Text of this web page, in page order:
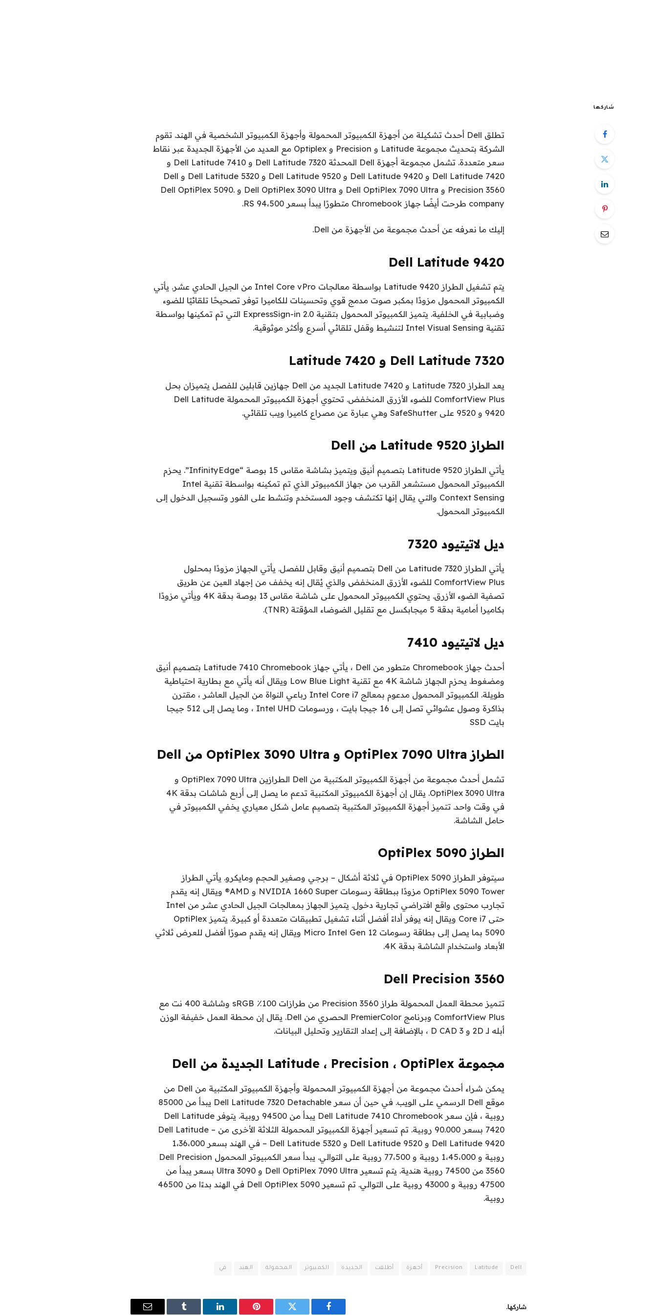
شاركها
تطلق Dell أحدث تشكيلة من أجهزة الكمبيوتر المحمولة وأجهزة الكمبيوتر الشخصية في الهند. تقوم
الشركة بتحديث مجموعة Latitude و Precision و Optiplex مع العديد من الأجهزة الجديدة عبر نقاط
سعر متعددة. تشمل مجموعة أجهزة Dell المحدثة Dell Latitude 7320 و Dell Latitude 7410 و
Dell Latitude 7420 و Dell Latitude 9420 و Dell Latitude 9520 و Dell Latitude 5320 و Dell
Precision 3560 و Dell OptiPlex 7090 Ultra و Dell OptiPlex 3090 Ultra و Dell OptiPlex 5090.
company طرحت أيضًا جهاز Chromebook متطورًا يبدأ بسعر RS 94،500.
إليك ما نعرفه عن أحدث مجموعة من الأجهزة من Dell.
Dell Latitude 9420
يتم تشغيل الطراز Latitude 9420 بواسطة معالجات Intel Core vPro من الجيل الحادي عشر. يأتي
الكمبيوتر المحمول مزودًا بمكبر صوت مدمج قوي وتحسينات للكاميرا توفر تصحيحًا تلقائيًا للضوء
وضبابية في الخلفية. يتميز الكمبيوتر المحمول بتقنية ExpressSign-in 2.0 التي تم تمكينها بواسطة
تقنية Intel Visual Sensing لتنشيط وقفل تلقائي أسرع وأكثر موثوقية.
Dell Latitude 7320 و Latitude 7420
يعد الطراز Latitude 7320 و Latitude 7420 الجديد من Dell جهازين قابلين للفصل يتميزان بحل
ComfortView Plus للضوء الأزرق المنخفض. تحتوي أجهزة الكمبيوتر المحمولة Dell Latitude
9420 و 9520 على SafeShutter وهي عبارة عن مصراع كاميرا ويب تلقائي.
الطراز Latitude 9520 من Dell
يأتي الطراز Latitude 9520 بتصميم أنيق ويتميز بشاشة مقاس 15 بوصة “InfinityEdge”. يحزم
الكمبيوتر المحمول مستشعر القرب من جهاز الكمبيوتر الذي تم تمكينه بواسطة تقنية Intel
Context Sensing والتي يقال إنها تكتشف وجود المستخدم وتنشط على الفور وتسجيل الدخول إلى
الكمبيوتر المحمول.
ديل لاتيتيود 7320
يأتي الطراز Latitude 7320 من Dell بتصميم أنيق وقابل للفصل. يأتي الجهاز مزودًا بمحلول
ComfortView Plus للضوء الأزرق المنخفض والذي يُقال إنه يخفف من إجهاد العين عن طريق
تصفية الضوء الأزرق. يحتوي الكمبيوتر المحمول على شاشة مقاس 13 بوصة بدقة 4K ويأتي مزودًا
بكاميرا أمامية بدقة 5 ميجابكسل مع تقليل الضوضاء المؤقتة (TNR).
ديل لاتيتيود 7410
أحدث جهاز Chromebook متطور من Dell ، يأتي جهاز Latitude 7410 Chromebook بتصميم أنيق
ومضغوط. يحزم الجهاز شاشة 4K مع تقنية Low Blue Light ويقال أنه يأتي مع بطارية احتياطية
طويلة. الكمبيوتر المحمول مدعوم بمعالج Intel Core i7 رباعي النواة من الجيل العاشر ، مقترن
بذاكرة وصول عشوائي تصل إلى 16 جيجا بايت ، ورسومات Intel UHD ، وما يصل إلى 512 جيجا
بايت SSD
الطراز OptiPlex 7090 Ultra و OptiPlex 3090 Ultra من Dell
تشمل أحدث مجموعة من أجهزة الكمبيوتر المكتبية من Dell الطرازين OptiPlex 7090 Ultra و
OptiPlex 3090 Ultra. يقال إن أجهزة الكمبيوتر المكتبية تدعم ما يصل إلى أربع شاشات بدقة 4K
في وقت واحد. تتميز أجهزة الكمبيوتر المكتبية بتصميم عامل شكل معياري يخفي الكمبيوتر في
حامل الشاشة.
الطراز OptiPlex 5090
سيتوفر الطراز OptiPlex 5090 في ثلاثة أشكال – برجي وصغير الحجم ومايكرو. يأتي الطراز
OptiPlex 5090 Tower مزودًا ببطاقة رسومات NVIDIA 1660 Super و AMD® ويقال إنه يقدم
تجارب محتوى واقع افتراضي تجارية دخول. يتميز الجهاز بمعالجات الجيل الحادي عشر من Intel
حتى Core i7 ويقال إنه يوفر أداءً أفضل أثناء تشغيل تطبيقات متعددة أو كبيرة. يتميز OptiPlex
5090 بما يصل إلى بطاقة رسومات Micro Intel Gen 12 ويقال إنه يقدم صورًا أفضل للعرض ثلاثي
الأبعاد واستخدام الشاشة بدقة 4K.
Dell Precision 3560
تتميز محطة العمل المحمولة طراز Precision 3560 من طرازات 100٪ sRGB وشاشة 400 نت مع
ComfortView Plus وبرنامج PremierColor الحصري من Dell. يقال إن محطة العمل خفيفة الوزن
أبله لـ 2D و 3 D CAD ، بالإضافة إلى إعداد التقارير وتحليل البيانات.
مجموعة Latitude ، Precision ، OptiPlex الجديدة من Dell
يمكن شراء أحدث مجموعة من أجهزة الكمبيوتر المحمولة وأجهزة الكمبيوتر المكتبية من Dell من
موقع Dell الرسمي على الويب. في حين أن سعر Dell Latitude 7320 Detachable يبدأ من 85000
روبية ، فإن سعر Dell Latitude 7410 Chromebook يبدأ من 94500 روبية. يتوفر Dell Latitude
7420 بسعر 90.000 روبية. تم تسعير أجهزة الكمبيوتر المحمولة الثلاثة الأخرى من Dell Latitude –
Dell Latitude 9420 و Dell Latitude 9520 و Dell Latitude 5320 – في الهند بسعر 1،36،000
روبية و 1،45،000 روبية و 77،500 روبية على التوالي. يبدأ سعر الكمبيوتر المحمول Dell Precision
3560 من 74500 روبية هندية. يتم تسعير Dell OptiPlex 7090 Ultra و 3090 Ultra بسعر يبدأ من
47500 روبية و 43000 روبية على التوالي. تم تسعير Dell OptiPlex 5090 في الهند بدءًا من 46500
روبية.
Dell
Latitude
Precision أجهزة أطلقت الجديدة الكمبيوتر المحمولة الهند في
شاركها.